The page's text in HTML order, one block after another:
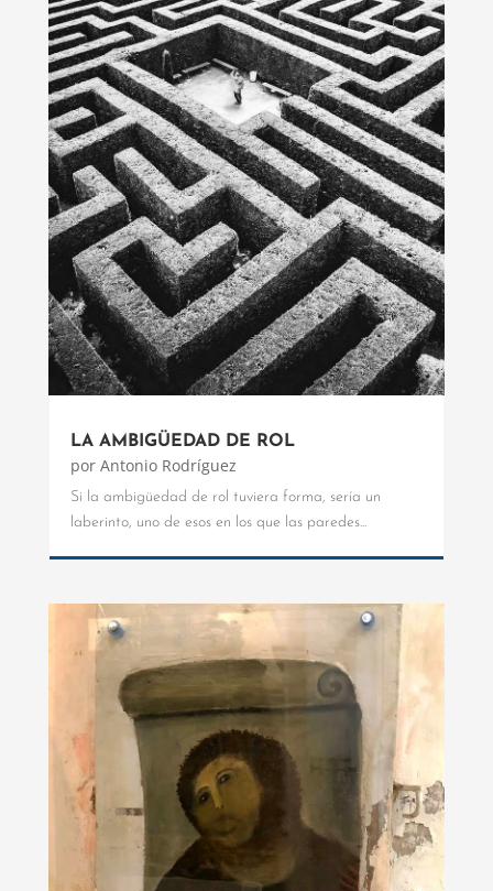
LA AMBIGÜEDAD DE ROL
por Antonio Rodríguez
Si la ambigüedad de rol tuviera forma, sería un
laberinto, uno de esos en los que las paredes...